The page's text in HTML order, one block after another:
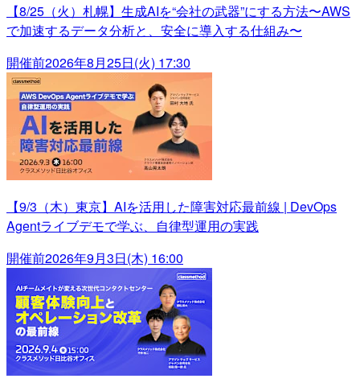
【8/25（火）札幌】生成AIを“会社の武器”にする方法〜AWS
で加速するデータ分析と、安全に導入する仕組み〜
開催前2026年8月25日(火) 17:30
【9/3（木）東京】AIを活用した障害対応最前線 | DevOps
Agentライブデモで学ぶ、自律型運用の実践
開催前2026年9月3日(木) 16:00